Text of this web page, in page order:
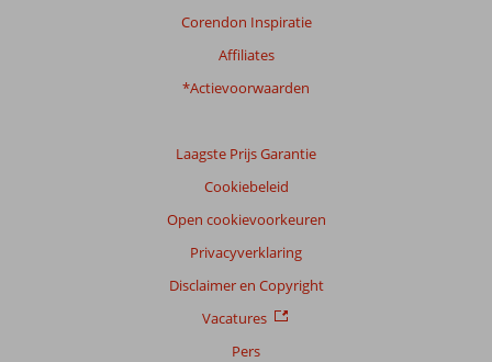
Corendon Inspiratie
Affiliates
*Actievoorwaarden
Laagste Prijs Garantie
Cookiebeleid
Open cookievoorkeuren
Privacyverklaring
Disclaimer en Copyright
Vacatures
Pers